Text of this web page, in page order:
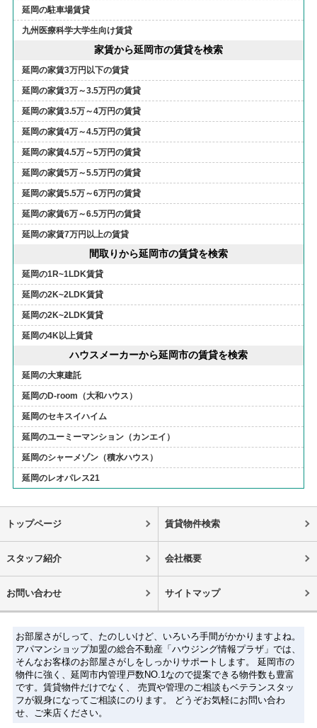
延岡の駐車場賃貸
九州医療科学大学生向け賃貸
家賃から延岡市の賃貸を検索
延岡の家賃3万円以下の賃貸
延岡の家賃3万～3.5万円の賃貸
延岡の家賃3.5万～4万円の賃貸
延岡の家賃4万～4.5万円の賃貸
延岡の家賃4.5万～5万円の賃貸
延岡の家賃5万～5.5万円の賃貸
延岡の家賃5.5万～6万円の賃貸
延岡の家賃6万～6.5万円の賃貸
延岡の家賃7万円以上の賃貸
間取りから延岡市の賃貸を検索
延岡の1R~1LDK賃貸
延岡の2K~2LDK賃貸
延岡の2K~2LDK賃貸
延岡の4K以上賃貸
ハウスメーカーから延岡市の賃貸を検索
延岡の大東建託
延岡のD-room（大和ハウス）
延岡のセキスイハイム
延岡のユーミーマンション（カンエイ）
延岡のシャーメゾン（積水ハウス）
延岡のレオパレス21
トップページ 賃貸物件検索
スタッフ紹介 会社概要
お問い合わせ サイトマップ
お部屋さがしって、たのしいけど、いろいろ手間がかかりますよね。
アパマンショップ加盟の総合不動産「ハウジング情報プラザ」では、
そんなお客様のお部屋さがしをしっかりサポートします。 延岡市の
物件に強く、延岡市内管理戸数NO.1なので提案できる物件数も豊富
です。賃貸物件だけでなく、 売買や管理のご相談もベテランスタッ
フが親身になってご相談にのります。 どうぞお気軽にお問い合わ
せ、ご来店ください。